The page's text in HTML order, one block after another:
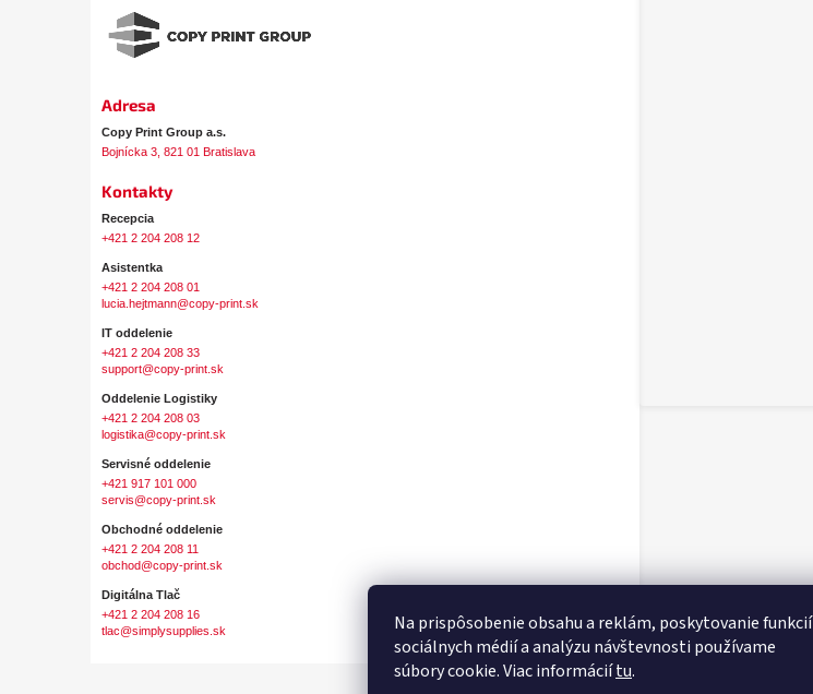
Na prispôsobenie obsahu a reklám, poskytovanie funkcií
sociálnych médií a analýzu návštevnosti používame
súbory cookie. Viac informáciítu.
Adresa
Copy Print Group a.s.
Bojnícka 3, 821 01 Bratislava
Kontakty
Recepcia
+421 2 204 208 12
Asistentka
+421 2 204 208 01
lucia.hejtmann@copy-print.sk
IT oddelenie
+421 2 204 208 33
support@copy-print.sk
Oddelenie Logistiky
+421 2 204 208 03
logistika@copy-print.sk
Servisné oddelenie
+421 917 101 000
servis@copy-print.sk
Obchodné oddelenie
+421 2 204 208 11
obchod@copy-print.sk
Digitálna Tlač
+421 2 204 208 16
tlac@simplysupplies.sk